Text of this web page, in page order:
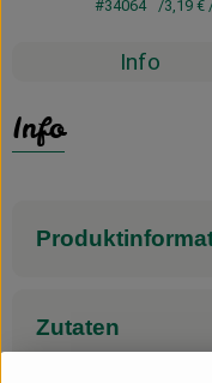
#34064 3,19 €
Info
Info
Zutaten